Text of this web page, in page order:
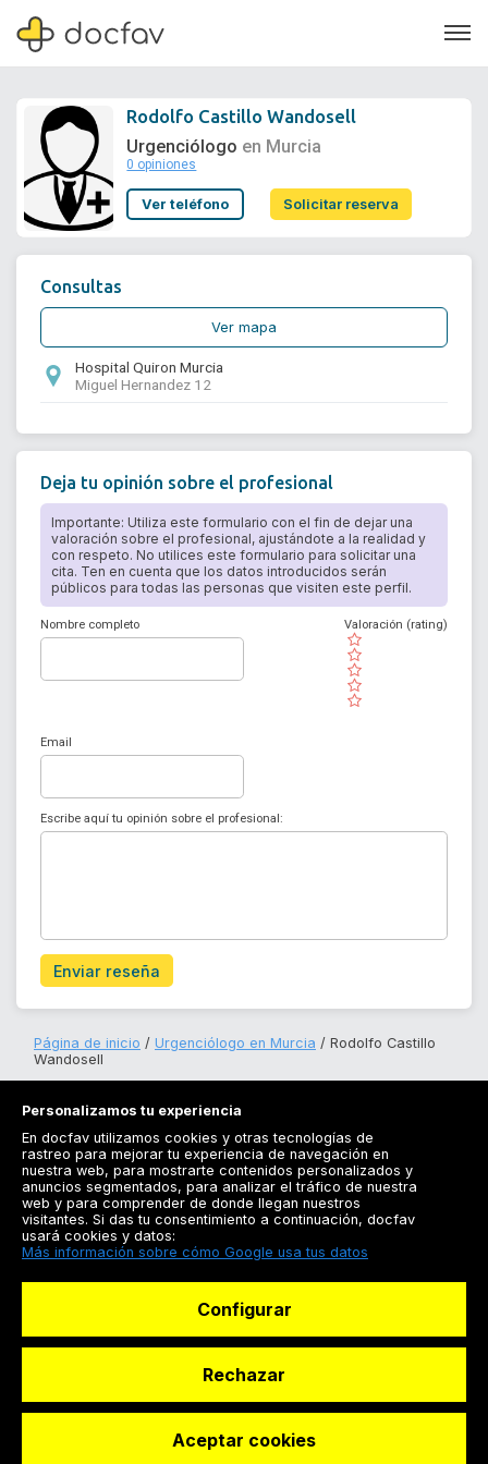
Soporte
Rodolfo Castillo Wandosell
Urgenciólogo en Murcia
0 opiniones
Ver teléfono Solicitar reserva
Consultas
Ver mapa
Hospital Quiron Murcia
Miguel Hernandez 12
Deja tu opinión sobre el profesional
Importante: Utiliza este formulario con el fin de dejar una
valoración sobre el profesional, ajustándote a la realidad y
con respeto. No utilices este formulario para solicitar una
cita. Ten en cuenta que los datos introducidos serán
públicos para todas las personas que visiten este perfil.
Nombre completo
( )
( )
( )
( )
( )
Valoración (rating)
Email
Escribe aquí tu opinión sobre el profesional:
Enviar reseña
Página de inicio Urgenciólogo en Murcia
Rodolfo Castillo
Wandosell
Registrarse
Docfav
© Dashboard Technologies S.L
Personalizamos tu experiencia
En docfav utilizamos cookies y otras tecnologías de
rastreo para mejorar tu experiencia de navegación en
nuestra web, para mostrarte contenidos personalizados y
anuncios segmentados, para analizar el tráfico de nuestra
web y para comprender de donde llegan nuestros
visitantes. Si das tu consentimiento a continuación, docfav
usará cookies y datos:
Más información sobre cómo Google usa tus datos
Configurar
Rechazar
Aceptar cookies